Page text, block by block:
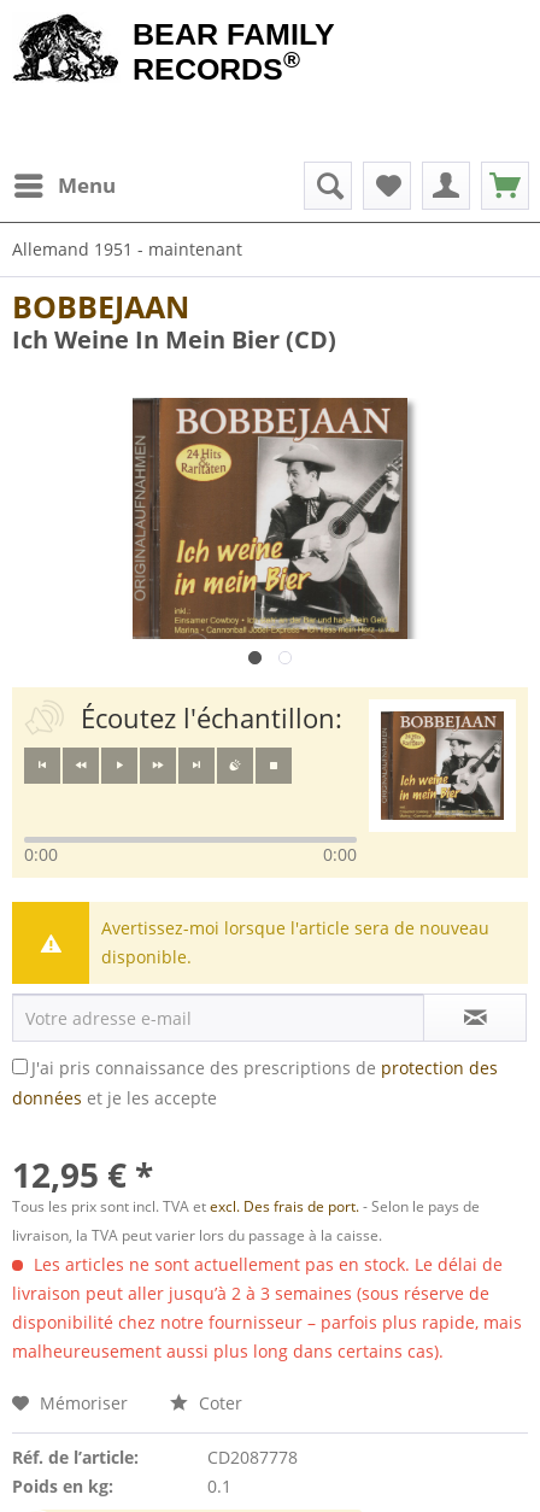
BEAR FAMILY
RECORDS®
Menu
Allemand 1951 - maintenant
BOBBEJAAN
Ich Weine In Mein Bier (CD)
Écoutez l'échantillon:
0:00 0:00
Avertissez-moi lorsque l'article sera de nouveau
disponible.
J'ai pris connaissance des prescriptions de protection des
données et je les accepte
12,95 € *
Tous les prix sont incl. TVA etexcl. Des frais de port.- Selon le pays de
livraison, la TVA peut varier lors du passage à la caisse.
Les articles ne sont actuellement pas en stock. Le délai de
livraison peut aller jusqu’à 2 à 3 semaines (sous réserve de
disponibilité chez notre fournisseur – parfois plus rapide, mais
malheureusement aussi plus long dans certains cas).
Mémoriser Coter
Réf. de l’article:
CD2087778
Poids en kg:
0.1